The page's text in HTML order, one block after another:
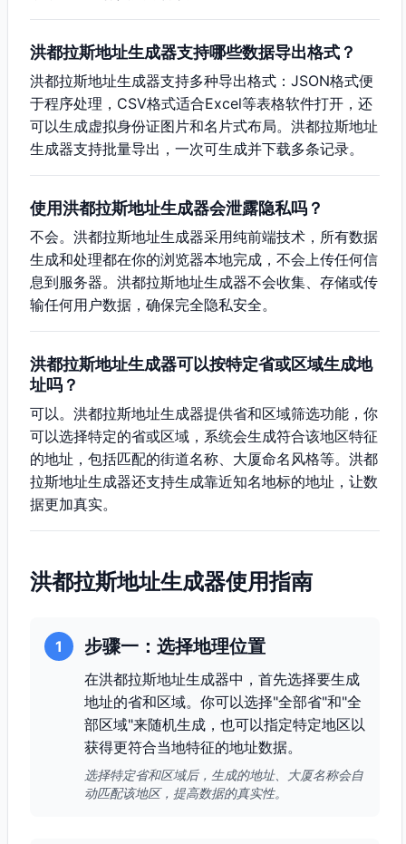
洪都拉斯地址生成器支持哪些数据导出格式？
洪都拉斯地址生成器支持多种导出格式：JSON格式便
于程序处理，CSV格式适合Excel等表格软件打开，还
可以生成虚拟身份证图片和名片式布局。洪都拉斯地址
生成器支持批量导出，一次可生成并下载多条记录。
使用洪都拉斯地址生成器会泄露隐私吗？
不会。洪都拉斯地址生成器采用纯前端技术，所有数据
生成和处理都在你的浏览器本地完成，不会上传任何信
息到服务器。洪都拉斯地址生成器不会收集、存储或传
输任何用户数据，确保完全隐私安全。
洪都拉斯地址生成器可以按特定省或区域生成地
址吗？
可以。洪都拉斯地址生成器提供省和区域筛选功能，你
可以选择特定的省或区域，系统会生成符合该地区特征
的地址，包括匹配的街道名称、大厦命名风格等。洪都
拉斯地址生成器还支持生成靠近知名地标的地址，让数
据更加真实。
洪都拉斯地址生成器使用指南
1 步骤一：选择地理位置
在洪都拉斯地址生成器中，首先选择要生成
地址的省和区域。你可以选择"全部省"和"全
部区域"来随机生成，也可以指定特定地区以
获得更符合当地特征的地址数据。
选择特定省和区域后，生成的地址、大厦名称会自
动匹配该地区，提高数据的真实性。